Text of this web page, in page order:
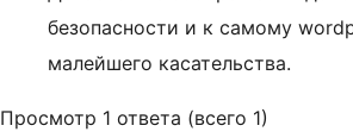
безопасности и к самому
малейшего касательства.
Просмотр 1 ответа (всего 1)